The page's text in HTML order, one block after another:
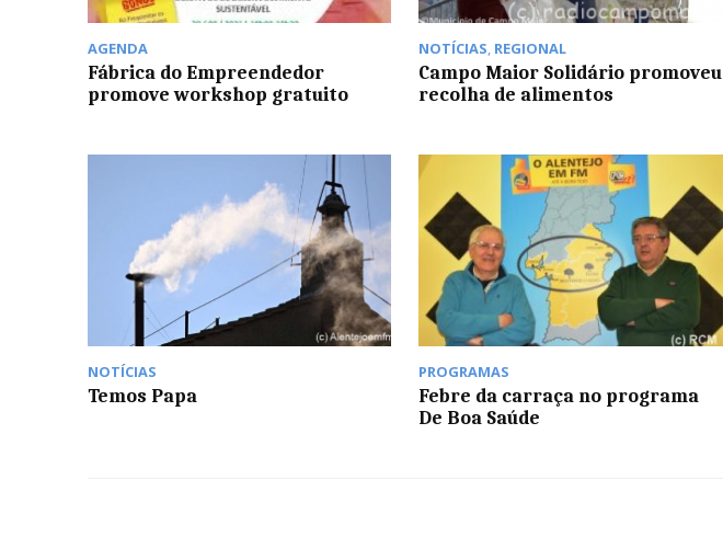
AGENDA
Fábrica do Empreendedor
promove workshop gratuito
NOTÍCIAS, REGIONAL
Campo Maior Solidário promoveu
recolha de alimentos
NOTÍCIAS
Temos Papa
PROGRAMAS
Febre da carraça no programa
De Boa Saúde